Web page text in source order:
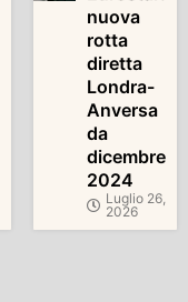
nuova
rotta
diretta
Londra-
Anversa
da
dicembre
2024
Luglio 26,
2026